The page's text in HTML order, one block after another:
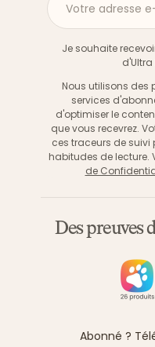
Votre adresse
Je souhaite
d'Ultra
Nous utilisons des
services
d'optimiser le
que vous recevrez.
ces traceurs de
habitudes de lecture.
de
Des preuves
Abonné ?